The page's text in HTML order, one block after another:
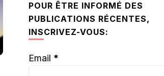
POUR ÊTRE INFORMÉ DES
PUBLICATIONS RÉCENTES,
INSCRIVEZ-VOUS:
Email *